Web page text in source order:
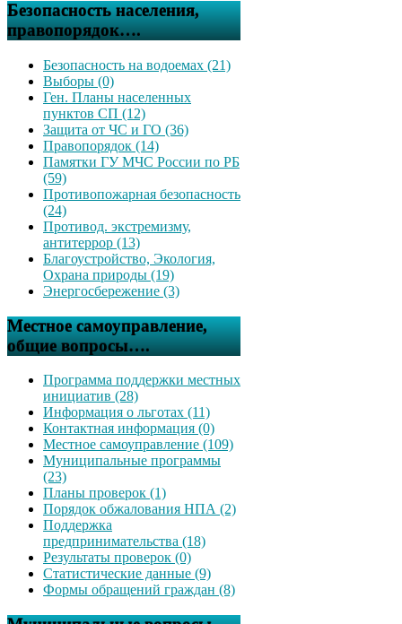
Безопасность населения,
правопорядок….
Безопасность на водоемах (21)
Выборы (0)
Ген. Планы населенных
пунктов СП (12)
Защита от ЧС и ГО (36)
Правопорядок (14)
Памятки ГУ МЧС России по РБ
(59)
Противопожарная безопасность
(24)
Противод. экстремизму,
антитеррор (13)
Благоустройство, Экология,
Охрана природы (19)
Энергосбережение (3)
Местное самоуправление,
общие вопросы….
Программа поддержки местных
инициатив (28)
Информация о льготах (11)
Контактная информация (0)
Местное самоуправление (109)
Муниципальные программы
(23)
Планы проверок (1)
Порядок обжалования НПА (2)
Поддержка
предпринимательства (18)
Результаты проверок (0)
Статистические данные (9)
Формы обращений граждан (8)